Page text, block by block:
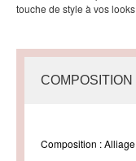
touche de style à vos
Composition :